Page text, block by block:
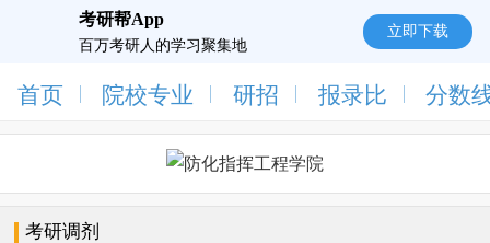
考研帮App
百万考研人的学习聚集地
立即下载
首页 院校专业 研招 报录比 分数
考研调剂